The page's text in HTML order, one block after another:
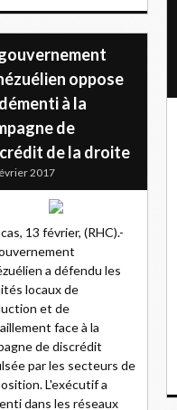
oppose
à la
de
de la droite
2017
13 février, (RHC).-
a défendu les
locaux de
et de
face à la
de discrédit
par les secteurs de
L'exécutif a
dans les réseaux